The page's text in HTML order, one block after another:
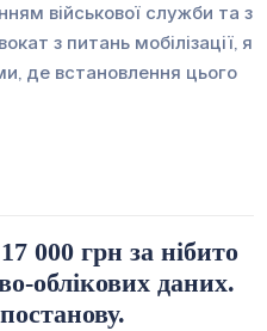
військової служби та з
з питань мобілізації, я
де встановлення цього
000 грн за нібито
облікових даних.